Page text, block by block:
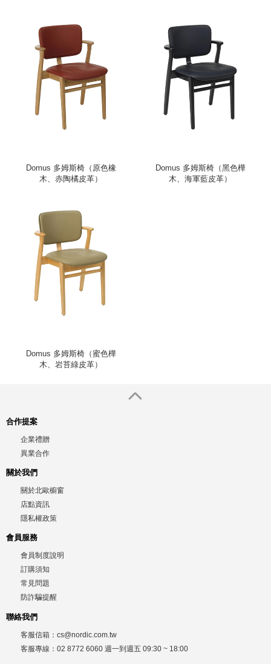
Domus 多姆斯椅（原色橡
木、赤陶橘皮革）
Domus 多姆斯椅（黑色樺
木、海軍藍皮革）
Domus 多姆斯椅（蜜色樺
木、岩苔綠皮革）
合作提案
企業禮贈
異業合作
關於我們
關於北歐櫥窗
店點資訊
隱私權政策
會員服務
會員制度說明
訂購須知
常見問題
防詐騙提醒
聯絡我們
客服信箱： cs@nordic.com.tw
客服專線： 02 8772 6060 週一到週五 09:30 ~ 18:00